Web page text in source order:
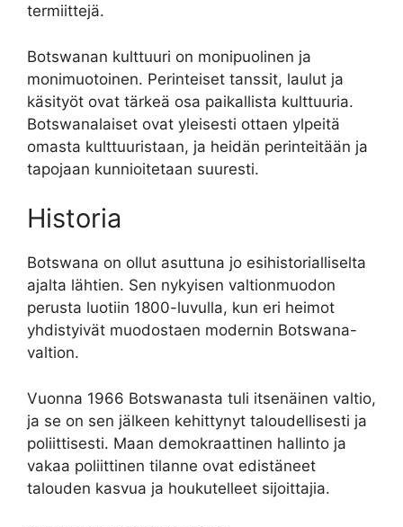
termiittejä.
Botswanan kulttuuri on monipuolinen ja
monimuotoinen. Perinteiset tanssit, laulut ja
käsityöt ovat tärkeä osa paikallista kulttuuria.
Botswanalaiset ovat yleisesti ottaen ylpeitä
omasta kulttuuristaan, ja heidän perinteitään ja
tapojaan kunnioitetaan suuresti.
Historia
Botswana on ollut asuttuna jo esihistorialliselta
ajalta lähtien. Sen nykyisen valtionmuodon
perusta luotiin 1800-luvulla, kun eri heimot
yhdistyivät muodostaen modernin Botswana-
valtion.
Vuonna 1966 Botswanasta tuli itsenäinen valtio,
ja se on sen jälkeen kehittynyt taloudellisesti ja
poliittisesti. Maan demokraattinen hallinto ja
vakaa poliittinen tilanne ovat edistäneet
talouden kasvua ja houkutelleet sijoittajia.